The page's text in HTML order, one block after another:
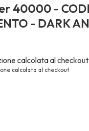
40000 -
- DARK
calcolata al checkout
calcolata al checkout